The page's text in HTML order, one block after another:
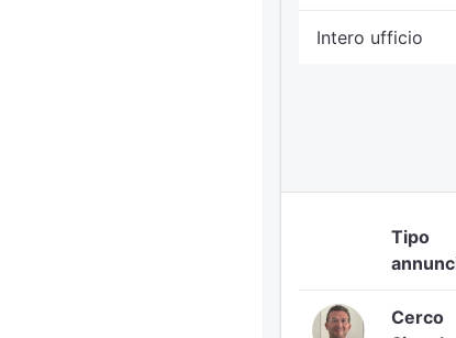
Intero ufficio
Tipo
Cerco